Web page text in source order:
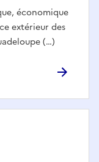
économique
extérieur des
(…)